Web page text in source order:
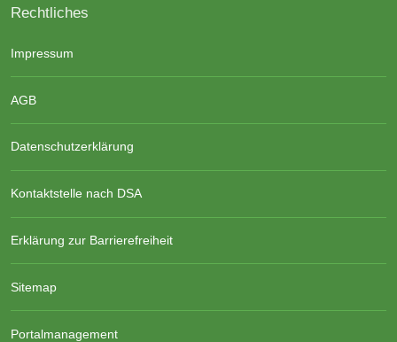
Rechtliches
Impressum
AGB
Datenschutzerklärung
Kontaktstelle nach DSA
Erklärung zur Barrierefreiheit
Sitemap
Portalmanagement